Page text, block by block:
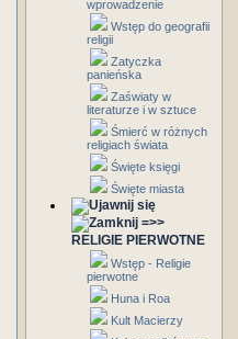
wprowadzenie
Wstęp do geografii
religii
Zatyczka
panieńska
Zaświaty w
literaturze i w sztuce
Śmierć w różnych
religiach świata
Święte księgi
Święte miasta
=>>
RELIGIE PIERWOTNE
Wstęp - Religie
pierwotne
Huna i Roa
Kult Macierzy